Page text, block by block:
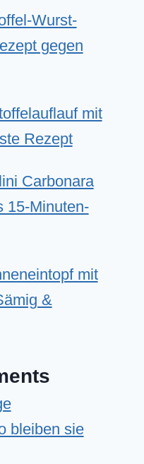
Wurst-
gegen
mit
Rezept
Carbonara
15-Minuten-
mit
&
bleiben sie